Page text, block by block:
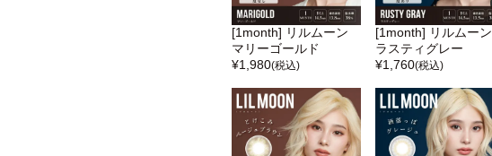
[1month] リルムーン
マリーゴールド
¥1,980(税込)
[1month] リルムーン
ラスティグレー
¥1,760(税込)